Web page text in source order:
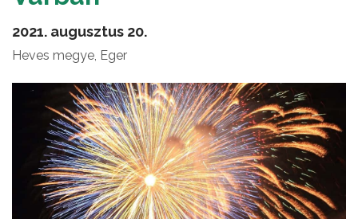
2021. augusztus 20.
Heves megye, Eger